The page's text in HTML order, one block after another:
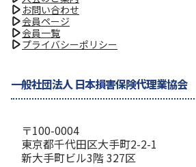
お問い合わせ
会員ページ
会員一覧
プライバシーポリシー
一般社団法人 日本損害保険代理業協会
〒100-0004
東京都千代田区大手町2-2-1
新大手町ビル3階 327区